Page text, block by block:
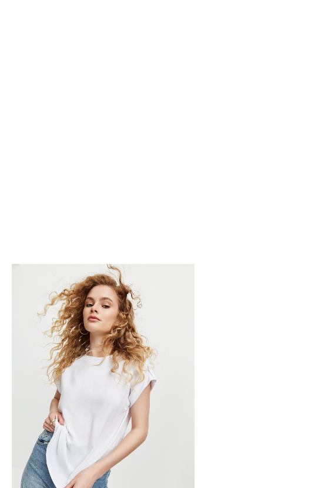
hello@mozi.productions
г. Москва
Дубининская улица, дом 70
г. Москва, Дубининская
улица, 70
Режим работы:
Пн-пт: 10.00-19.00
Сб-вс: выходной
+7 (495) 141-0070
Mötse Production
Контакты и соц.сети